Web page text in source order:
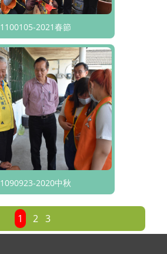
1100105-2021春節
1090923-2020中秋
1 2 3